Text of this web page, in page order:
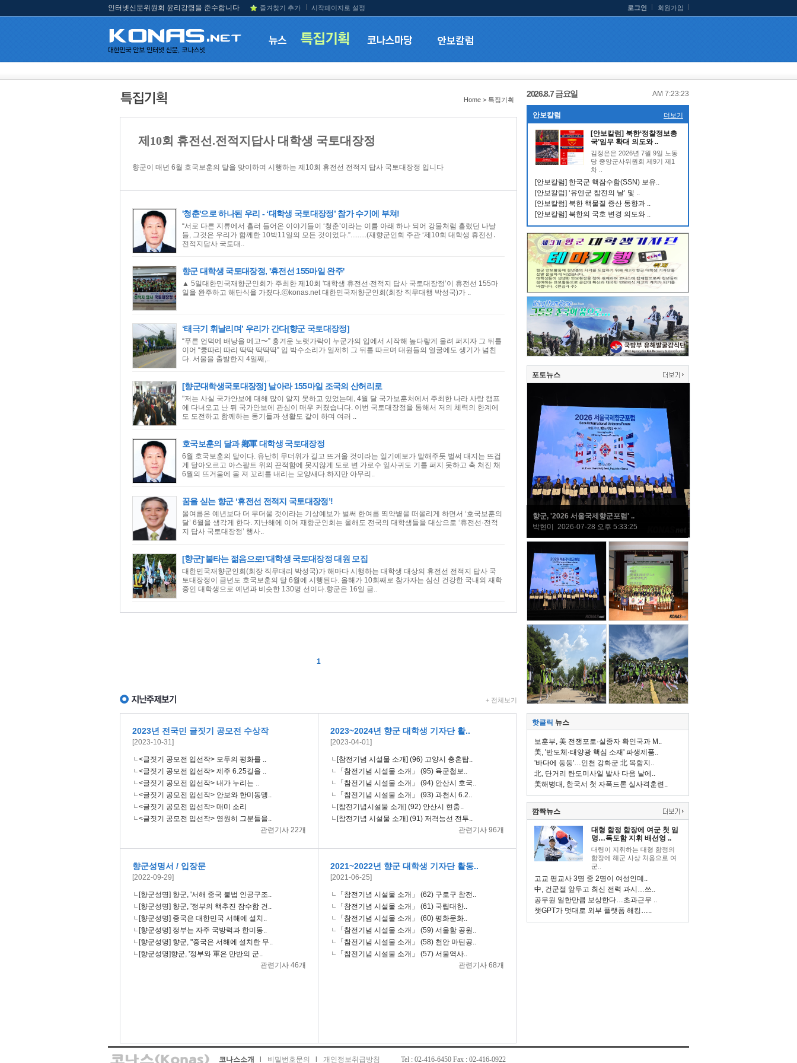
인터넷신문위원회 윤리강령을 준수합니다 즐겨찾기 추가 시작페이지로 설정 로그인 회원가입
Home > 특집기획
제10회 휴전선.전적지답사 대학생 국토대장정
향군이 매년 6월 호국보훈의 달을 맞이하여 시행하는 제10회 휴전선 전적지 답사 국토대장정 입니다
'청춘'으로 하나된 우리 - ‘대학생 국토대장정’ 참가 수기에 부쳐!
“서로 다른 지류에서 흘러 들어온 이야기들이 ‘청춘’이라는 이름 아래 하나 되어 강물처럼 흘렀던 나날
들, 그것은 우리가 함께한 10박11일의 모든 것이었다.”.........(재향군인회 주관 ‘제10회 대학생 휴전선․
전적지답사 국토대..
향군 대학생 국토대장정, '휴전선 155마일 완주'
▲ 5일대한민국재향군인회가 주최한 제10회 '대학생 휴전선∙전적지 답사 국토대장정’이 휴전선 155마
일을 완주하고 해단식을 가졌다.ⓒkonas.net 대한민국재향군인회(회장 직무대행 박성국)가 ..
‘태극기 휘날리며’ 우리가 간다[향군 국토대장정]
“푸른 언덕에 배낭을 메고〜” 흥겨운 노랫가락이 누군가의 입에서 시작해 높다랗게 울려 퍼지자 그 뒤를
이어 “쿵따리 따리 딱딱 딱딱딱” 입 박수소리가 일제히 그 뒤를 따르며 대원들의 얼굴에도 생기가 넘친
다. 서울을 출발한지 4일째,..
[향군대학생국토대장정] 날아라 155마일 조국의 산허리로
"저는 사실 국가안보에 대해 많이 알지 못하고 있었는데, 4월 달 국가보훈처에서 주최한 나라 사랑 캠프
에 다녀오고 난 뒤 국가안보에 관심이 매우 커졌습니다. 이번 국토대장정을 통해서 저의 체력의 한계에
도 도전하고 함께하는 동기들과 생활도 같이 하며 여러 ..
호국보훈의 달과 鄕軍 대학생 국토대장정
6월 호국보훈의 달이다. 유난히 무더위가 길고 뜨거울 것이라는 일기예보가 말해주듯 벌써 대지는 뜨겁
게 달아오르고 아스팔트 위의 끈적함에 못지않게 도로 변 가로수 잎사귀도 기를 펴지 못하고 축 쳐진 채
6월의 뜨거움에 몸 져 꼬리를 내리는 모양새다.하지만 아무리..
꿈을 싣는 향군 ‘휴전선 전적지 국토대장정’!
올여름은 예년보다 더 무더울 것이라는 기상예보가 벌써 한여름 뙤약볕을 떠올리게 하면서 ‘호국보훈의
달’ 6월을 생각게 한다. 지난해에 이어 재향군인회는 올해도 전국의 대학생들을 대상으로 ‘휴전선·전적
지 답사 국토대장정’ 행사..
[향군]‘불타는 젊음으로!’대학생 국토대장정 대원 모집
대한민국재향군인회(회장 직무대리 박성국)가 해마다 시행하는 대학생 대상의 휴전선 전적지 답사 국
토대장정이 금년도 호국보훈의 달 6월에 시행된다. 올해가 10회째로 참가자는 심신 건강한 국내외 재학
중인 대학생으로 예년과 비슷한 130명 선이다.향군은 16일 금..
1
+ 전체보기
2023년 전국민 글짓기 공모전 수상작
[2023-10-31]
<글짓기 공모전 입선작> 모두의 평화를 ..
<글짓기 공모전 입선작> 제주 6.25길을 ..
<글짓기 공모전 입선작> 내가 누리는 ..
<글짓기 공모전 입선작> 안보와 한미동맹..
<글짓기 공모전 입선작> 매미 소리
<글짓기 공모전 입선작> 영원히 그분들을..
관련기사 22개
2023~2024년 향군 대학생 기자단 활..
[2023-04-01]
[참전기념 시설물 소개] (96) 고양시 충혼탑..
「참전기념 시설물 소개」 (95) 육군첩보..
「참전기념 시설물 소개」 (94) 안산시 호국..
「참전기념 시설물 소개」 (93) 과천시 6.2..
[참전기념시설물 소개] (92) 안산시 현충..
[참전기념 시설물 소개] (91) 저격능선 전투..
관련기사 96개
향군성명서 / 입장문
[2022-09-29]
[향군성명] 향군, '서해 중국 불법 인공구조..
[향군성명] 향군, '정부의 핵추진 잠수함 건..
[향군성명] 중국은 대한민국 서해에 설치..
[향군성명] 정부는 자주 국방력과 한미동..
[향군성명] 향군, "중국은 서해에 설치한 무..
[향군성명]향군, '정부와 軍은 만반의 군..
관련기사 46개
2021~2022년 향군 대학생 기자단 활동..
[2021-06-25]
「참전기념 시설물 소개」 (62) 구로구 참전..
「참전기념 시설물 소개」 (61) 국립대한..
「참전기념 시설물 소개」 (60) 평화문화..
「참전기념 시설물 소개」 (59) 서울함 공원..
「참전기념 시설물 소개」 (58) 천안 마틴공..
「참전기념 시설물 소개」 (57) 서울역사..
관련기사 68개
2026.8.7 금요일 AM 7:23:23
안보칼럼 더보기
[안보칼럼] 북한‘정찰정보총
국’임무 확대 의도와 ..
김정은은 2026년 7월 9일 노동
당 중앙군사위원회 제9기 제1
차 ..
[안보칼럼] 한국군 핵잠수함(SSN) 보유..
[안보칼럼] ‘유엔군 참전의 날’ 및 ..
[안보칼럼] 북한 핵물질 증산 동향과 ..
[안보칼럼] 북한의 국호 변경 의도와 ..
포토뉴스
향군, '2026 서울국제향군포럼' ..
박현미 2026-07-28 오후 5:33:25
핫클릭 뉴스
보훈부, 美 전쟁포로·실종자 확인국과 M..
美, '반도체·태양광 핵심 소재' 파생제품..
'바다에 둥둥'…인천 강화군 北 목함지..
北, 단거리 탄도미사일 발사 다음 날에..
美해병대, 한국서 첫 자폭드론 실사격훈련..
깜짝뉴스
대형 함정 함장에 여군 첫 임
명…독도함 지휘 배선영 ..
대령이 지휘하는 대형 함정의
함장에 해군 사상 처음으로 여
군..
고교 평교사 3명 중 2명이 여성인데..
中, 건군절 앞두고 최신 전력 과시…쓰..
공무원 일한만큼 보상한다…초과근무 ..
챗GPT가 멋대로 외부 플랫폼 해킹…..
코나스소개 비밀번호문의 개인정보취급방침 Tel : 02-416-6450 Fax : 02-416-0922